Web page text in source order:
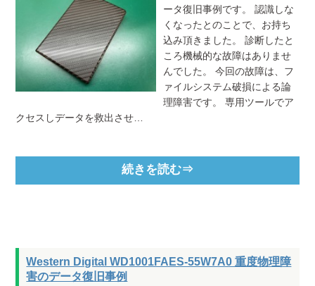
ータ復旧事例です。 認識しな
くなったとのことで、お持ち
込み頂きました。 診断したと
ころ機械的な故障はありませ
んでした。 今回の故障は、フ
ァイルシステム破損による論
理障害です。 専用ツールでア
クセスしデータを救出させ…
続きを読む⇒
Western Digital WD1001FAES-55W7A0 重度物理障
害のデータ復旧事例